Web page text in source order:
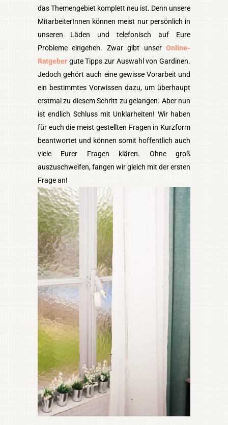
das Themengebiet komplett neu ist. Denn unsere
MitarbeiterInnen können meist nur persönlich in
unseren Läden und telefonisch auf Eure
Probleme eingehen. Zwar gibt unser Online-
Ratgeber gute Tipps zur Auswahl von Gardinen.
Jedoch gehört auch eine gewisse Vorarbeit und
ein bestimmtes Vorwissen dazu, um überhaupt
erstmal zu diesem Schritt zu gelangen. Aber nun
ist endlich Schluss mit Unklarheiten! Wir haben
für euch die meist gestellten Fragen in Kurzform
beantwortet und können somit hoffentlich auch
viele Eurer Fragen klären. Ohne groß
auszuschweifen, fangen wir gleich mit der ersten
Frage an!